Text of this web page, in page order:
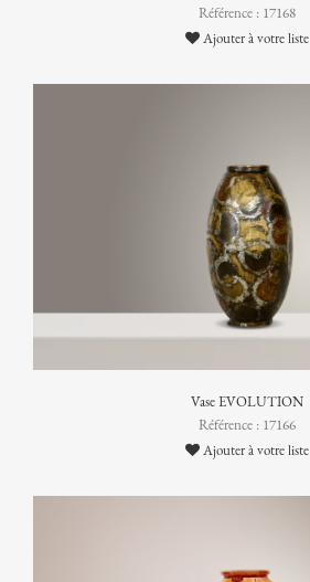
Référence : 17168
Ajouter à votre liste
Vase EVOLUTION
Référence : 17166
Ajouter à votre liste